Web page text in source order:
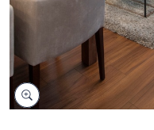
ッ
バ
イ
ス